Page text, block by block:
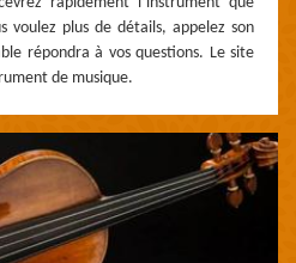
voulez plus de détails, appelez son
répondra à vos questions. Le site
de musique.